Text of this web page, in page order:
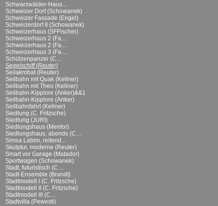
Schwarzwälder-Haus...
Schweizer Dorf (Schowanek)
Schweizer Fassade (Engel)
Schweizerdorf II (Schowanek)
Schweizerhaus (SFFischer)
Schweizerhaus 2 (Fa....
Schweizerhaus 2 (Fa....
Schweizerhaus 3 (Fa....
Schützenpanzer (C....
Segelschiff (Reuter)
Seilakrobat (Reuter)
Seilbahn mit Quak (Kellner)
Seilbahn mit Theo (Kellner)
Seilbahn-Kipplore (Anker)&&1
Seilbahn-Kipplore (Anker)
Seilbahnfahrt (Kellner)
Siedlung (C. Fritzsche)
Siedlung (JURI)
Siedlungshaus (Mentor)
Siedlungshaus, abends (C....
Simsa Labim, reitend...
Skulptur, moderne (Reuter)
Smart vor Garage (Matador)
Sportwagen (Schowanek)
Stadt, futuristisch (C....
Stadt-Ensemble (Brandt)
Stadtmodell I (C. Fritzsche)
Stadtmodell II (C. Fritzsche)
Stadtmodell III (C....
Stadtvilla (Pewesti)